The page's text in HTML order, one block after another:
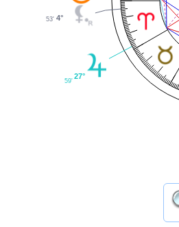
4°
53'
27°
59'